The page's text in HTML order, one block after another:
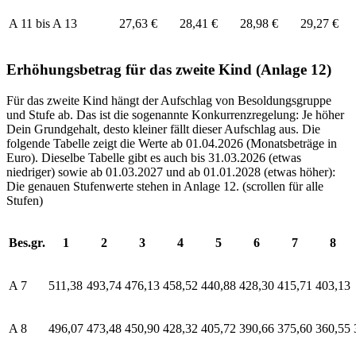
A 11 bis A 13 27,63 € 28,41 € 28,98 € 29,27 €
Erhöhungsbetrag für das zweite Kind (Anlage 12)
Für das zweite Kind hängt der Aufschlag von Besoldungsgruppe
und Stufe ab. Das ist die sogenannte Konkurrenzregelung: Je höher
Dein Grundgehalt, desto kleiner fällt dieser Aufschlag aus. Die
folgende Tabelle zeigt die Werte ab 01.04.2026 (Monatsbeträge in
Euro). Dieselbe Tabelle gibt es auch bis 31.03.2026 (etwas
niedriger) sowie ab 01.03.2027 und ab 01.01.2028 (etwas höher):
Die genauen Stufenwerte stehen in Anlage 12. (scrollen für alle
Stufen)
Bes.gr. 1 2 3 4 5 6 7 8
A 7 511,38 493,74 476,13 458,52 440,88 428,30 415,71 403,13
A 8 496,07 473,48 450,90 428,32 405,72 390,66 375,60 360,55